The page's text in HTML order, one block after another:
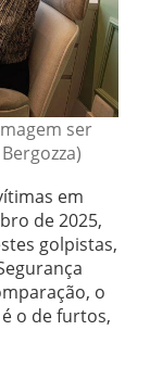
ser
em
de 2025,
golpistas,
o
o de furtos,